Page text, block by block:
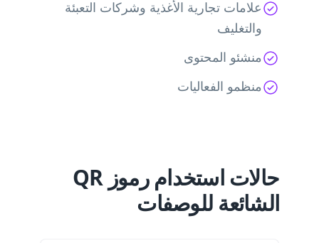
علامات تجارية الأغذية وشركات التعبئة
والتغليف
منشئو المحتوى
منظمو الفعاليات
حالات استخدام رموز QR
الشائعة للوصفات